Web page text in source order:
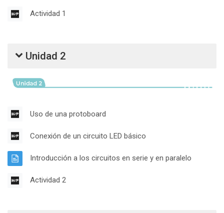
Actividad 1
Unidad 2
Uso de una protoboard
Conexión de un circuito LED básico
Introducción a los circuitos en serie y en paralelo
Actividad 2